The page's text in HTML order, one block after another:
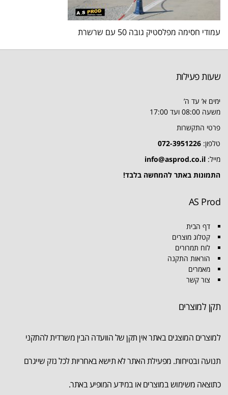
עמודי חסימה מפלסטיק גובה 50 עם שרשרת
שעות פעילות
ימים א’ עד ה’
משעה 08:00 ועד 17:00
פרטי התקשרות
טלפון: 072-3951226
מייל: info@asprod.co.il
התמונות באתר להמחשה בלבד!
AS Prod
דף הבית
קטלוג מוצרים
לוח תמרורים
הוראות התקנה
מאמרים
צור קשר
תקן למוצרים
למוצרים המוצגים באתר אין תקן של הוועדה הבין משרדית להתקני
תנועה ובטיחות. מפעילת האתר לא תישא באחריות לכל נזק שייגרם
כתוצאה משימוש במוצרים או במידע המופיע באתר.